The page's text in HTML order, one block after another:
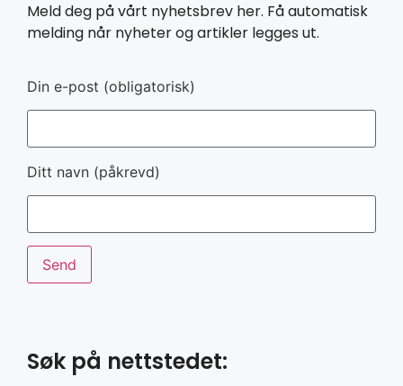
Meld deg på vårt nyhetsbrev her. Få automatisk
melding når nyheter og artikler legges ut.
Din e-post (obligatorisk)
Ditt navn (påkrevd)
Søk på nettstedet: